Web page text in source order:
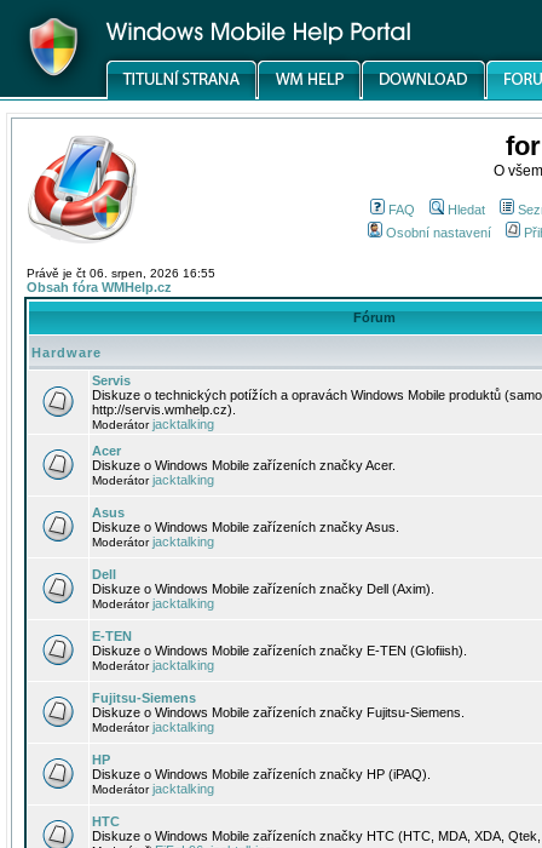
O
FAQ Hledat
Osobní nastavení
Právě je čt 06. srpen, 2026 16:55
Obsah fóra WMHelp.cz
Fórum
Hardware
Servis
Diskuze o technických potížích a opravách Windows Mobile produktů
http://servis.wmhelp.cz).
Moderátorjacktalking
Acer
Diskuze o Windows Mobile zařízeních značky Acer.
Moderátorjacktalking
Asus
Diskuze o Windows Mobile zařízeních značky Asus.
Moderátorjacktalking
Dell
Diskuze o Windows Mobile zařízeních značky Dell (Axim).
Moderátorjacktalking
E-TEN
Diskuze o Windows Mobile zařízeních značky E-TEN (Glofiish).
Moderátorjacktalking
Fujitsu-Siemens
Diskuze o Windows Mobile zařízeních značky Fujitsu-Siemens.
Moderátorjacktalking
HP
Diskuze o Windows Mobile zařízeních značky HP (iPAQ).
Moderátorjacktalking
HTC
Diskuze o Windows Mobile zařízeních značky HTC (HTC, MDA, XDA,